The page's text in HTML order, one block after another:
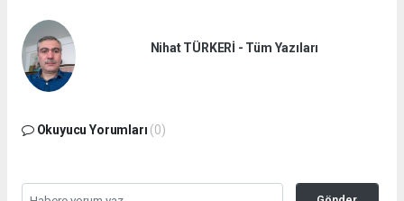
Nihat TÜRKERİ - Tüm Yazıları
Okuyucu Yorumları (0)